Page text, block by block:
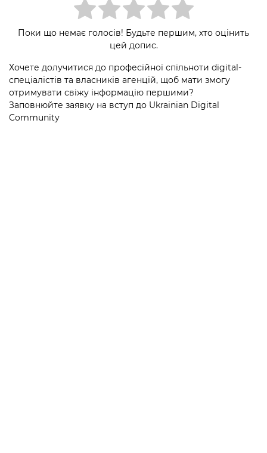
Поки що немає голосів! Будьте першим, хто оцінить
цей допис.
Хочете долучитися до професійної спільноти digital-
спеціалістів та власників агенцій, щоб мати змогу
отримувати свіжу інформацію першими?
Заповнюйте заявку на вступ до Ukrainian Digital
Community